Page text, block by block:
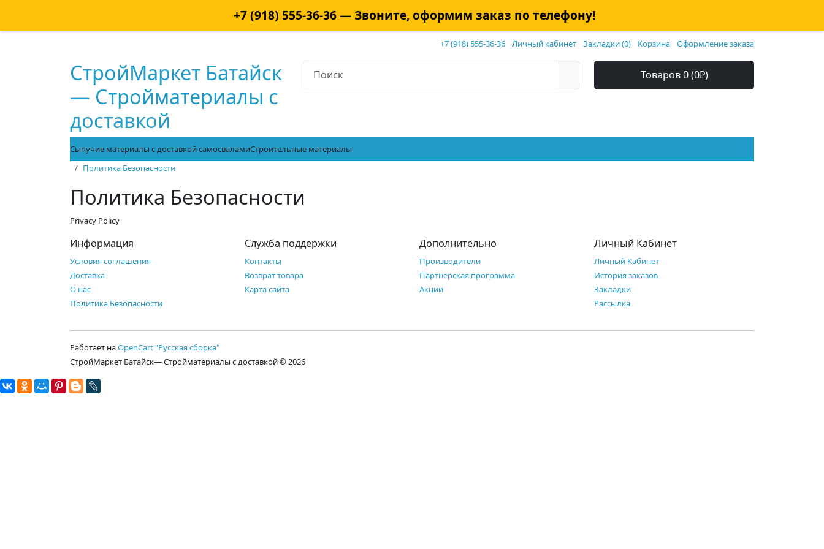
+7 (918) 555-36-36 — Звоните, оформим заказ по телефону!
+7 (918) 555-36-36 Личный кабинет Закладки (0) Корзина Оформление заказа
СтройМаркет Батайск
— Стройматериалы с
доставкой
Товаров 0 (0₽)
Сыпучие материалы с доставкой самосваламиСтроительные материалы
Политика Безопасности
Политика Безопасности
Privacy Policy
Информация
Условия соглашения
Доставка
О нас
Политика Безопасности
Служба поддержки
Контакты
Возврат товара
Карта сайта
Дополнительно
Производители
Партнерская программа
Акции
Личный Кабинет
Личный Кабинет
История заказов
Закладки
Рассылка
Работает наOpenCart "Русская сборка"
СтройМаркет Батайск— Стройматериалы с доставкой © 2026